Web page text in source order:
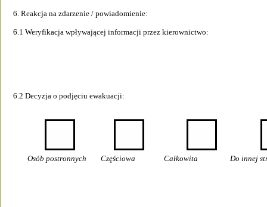
6. Reakcja na zdarzenie / powiadomienie:
6.1 Weryfikacja wpływającej informacji przez kierownictwo:
6.2 Decyzja o podjęciu ewakuacji:
Osób postronnych        Częściowa                Całkowita                  Do